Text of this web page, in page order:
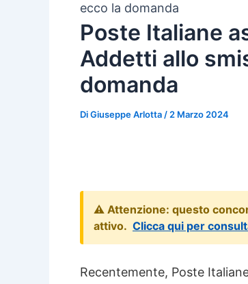
ecco la domanda
Poste Italiane
Addetti allo
domanda
DiGiuseppe Arlotta / 2 Marzo 2024
⚠️ Attenzione: questo
attivo. Clicca qui per
Recentemente, Poste